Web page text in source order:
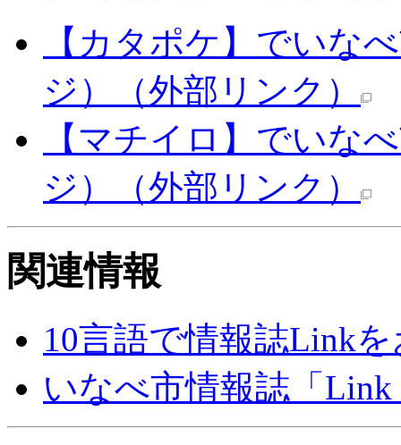
【カタポケ】でいな
ジ）
（外部リンク）
【マチイロ】でいな
ジ）
（外部リンク）
関連情報
10言語で情報誌Link
いなべ市情報誌「